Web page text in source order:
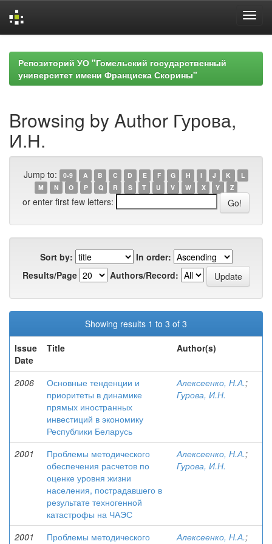
navigationРепозиторий УО "Гомельский государственный
университет имени Франциска Скорины"
Browsing by Author Гурова,
И.Н.
Jump to: 0-9 A B C D E F G H I J K
L
M
N O P Q R S T U V W X Y Z
or enter first few letters:
Sort by:
In order:
Results/Page
Authors/Record:
Showing results 1 to 3 of 3
Issue
Date
Title Author(s)
2006
Основные тенденции и
приоритеты в динамике
прямых иностранных
инвестиций в экономику
Республики Беларусь
Алексеенко, Н.А.;
Гурова, И.Н.
2001
Проблемы методического
обеспечения расчетов по
оценке уровня жизни
населения, пострадавшего в
результате техногенной
катастрофы на ЧАЭС
Алексеенко, Н.А.;
Гурова, И.Н.
2001
Проблемы методического
Алексеенко, Н.А.;